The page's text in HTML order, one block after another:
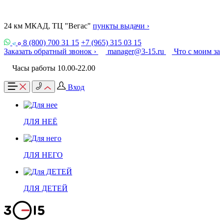
24 км МКАД, ТЦ "Вегас" пункты выдачи ›
8 (800) 700 31 15 +7 (965) 315 03 15
Заказать обратный звонок ›
manager@3-15.ru
Что с моим
Часы работы 10.00-22.00
Вход
ДЛЯ НЕЁ
ДЛЯ НЕГО
ДЛЯ ДЕТЕЙ